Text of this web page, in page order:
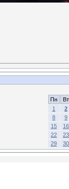
Пн
Вт
1
2
8
9
15
16
22
23
29
30